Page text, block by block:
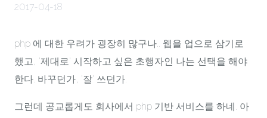
2017-04-18
php 에 대한 우려가 굉장히 많구나.. 웹을 업으로 삼기로
했고, '제대로' 시작하고 싶은 초행자인 나는 선택을 해야
한다. 바꾸던가, '잘' 쓰던가.
그런데 공교롭게도 회사에서 php 기반 서비스를 하네. 아